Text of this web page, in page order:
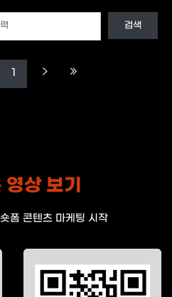
검색
1
상 보기
폼 콘텐츠 마케팅 시작